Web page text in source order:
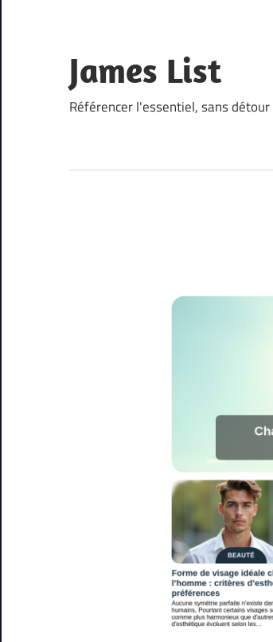
content
James List
Référencer l'essentiel, sans détour